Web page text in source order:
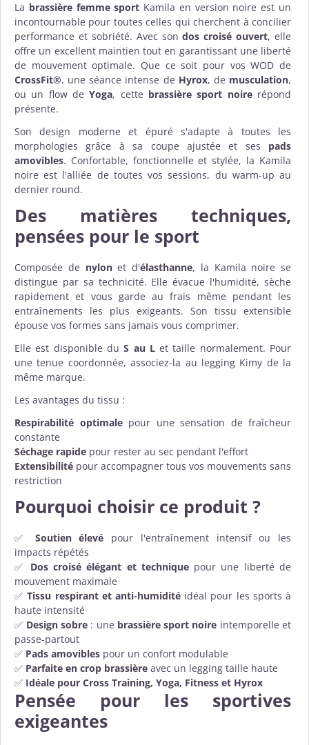
La brassière femme sport Kamila en version noire est un
incontournable pour toutes celles qui cherchent à concilier
performance et sobriété. Avec sondos croisé ouvert, elle
offre un excellent maintien tout en garantissant une liberté
de mouvement optimale. Que ce soit pour vos WOD de
CrossFit®, une séance intense de Hyrox, de musculation,
ou un flow deYoga, cette brassière sport noirerépond
présente.
Son design moderne et épuré s'adapte à toutes les
morphologies grâce à sa coupe ajustée et ses pads
amovibles. Confortable, fonctionnelle et stylée, la Kamila
noire est l'alliée de toutes vos sessions, du warm-up au
dernier round.
Des matières techniques,
pensées pour le sport
Composée de nylonet d'élasthanne, la Kamila noire se
distingue par sa technicité. Elle évacue l'humidité, sèche
rapidement et vous garde au frais même pendant les
entraînements les plus exigeants. Son tissu extensible
épouse vos formes sans jamais vous comprimer.
Elle est disponible duS au Let taille normalement. Pour
une tenue coordonnée, associez-la au legging Kimy de la
même marque.
Les avantages du tissu :
Respirabilité optimalepour une sensation de fraîcheur
constante
Séchage rapide pour rester au sec pendant l'effort
Extensibilité pour accompagner tous vos mouvements sans
restriction
Pourquoi choisir ce produit ?
✅ Soutien élevé pour l'entraînement intensif ou les
impacts répétés
✅ Dos croisé élégant et techniquepour une liberté de
mouvement maximale
✅Tissu respirant et anti-humidité idéal pour les sports à
haute intensité
✅ Design sobre: une brassière sport noire intemporelle et
passe-partout
✅ Pads amovibles pour un confort modulable
✅ Parfaite en crop brassière avec un legging taille haute
✅ Idéale pour Cross Training, Yoga, Fitness et Hyrox
Pensée pour les sportives
exigeantes